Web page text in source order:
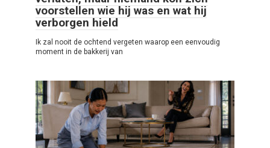
voorstellen wie hij was en wat hij
verborgen hield
Ik zal nooit de ochtend vergeten waarop een eenvoudig
moment in de bakkerij van